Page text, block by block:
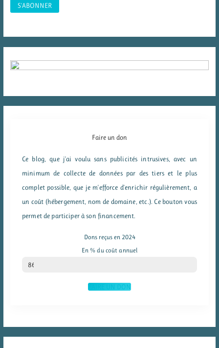
Faire un don
Ce blog, que j'ai voulu sans publicités intrusives, avec un
minimum de collecte de données par des tiers et le plus
complet possible, que je m'efforce d'enrichir régulièrement, a
un coût (hébergement, nom de domaine, etc.). Ce bouton vous
permet de participer à son financement.
Dons reçus en 2024
En % du coût annuel
% du coût annuel
86
FAIRE UN DON